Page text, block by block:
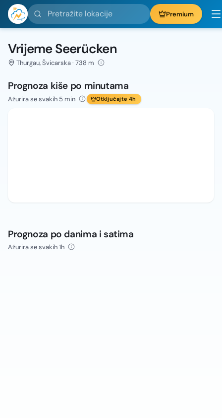
Pretražite lokacije Premium
Vrijeme Seerücken
Thurgau, Švicarska · 738 m
Prognoza kiše po minutama
Ažurira se svakih 5 min Otključajte 4h
Prognoza po danima i satima
Ažurira se svakih 1h